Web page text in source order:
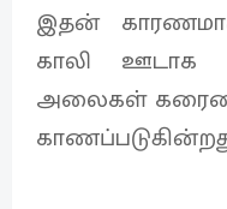
இதன்
காலி
அலைகள்